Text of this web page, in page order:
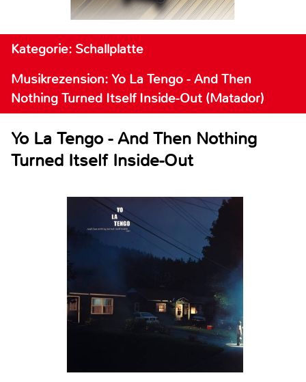
Kategorie: Schallplatte
Musikrezension: Yo La Tengo - And Then
Nothing Turned Itself Inside-Out (Matador)
Yo La Tengo - And Then Nothing
Turned Itself Inside-Out